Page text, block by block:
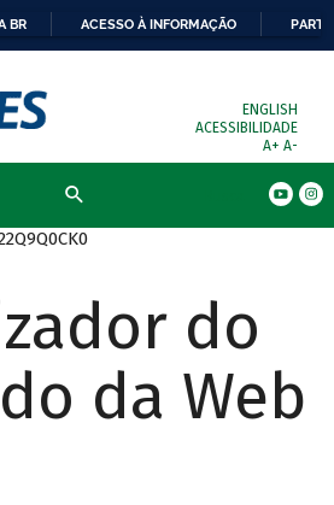
BR ACESSO À INFORMAÇÃO
ENGLISH
ACESSIBILIDADE
A+ A-
do
da Web